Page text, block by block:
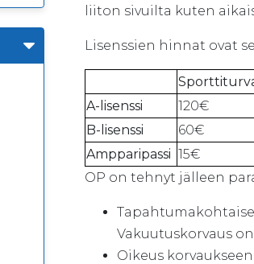
liiton sivuilta kuten
Lisenssien hinnat ovat
A-lisenssi
120€
B-lisenssi
60€
Ampparipassi 15€
OP on tehnyt jälleen
Vakuutuskorvaus
Oikeus